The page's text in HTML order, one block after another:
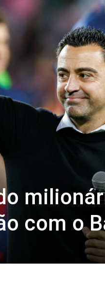
com o